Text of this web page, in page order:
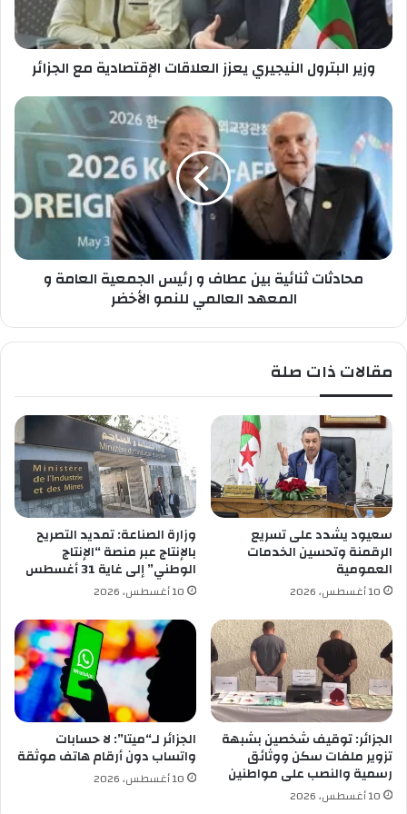
خ
ا
ص
ب
ت
ر
ا
ن
ي
ر
ي
ي
ا
ع
ل
ق
ت
ل
ق
ت
ص
ا
د
ي
ة
م
ع
ا
ل
ج
ز
ا
وزير البترول النيجيري يعزز العلاقات الإقتصادية مع الجزائر
م
ا
د
ت
ث
ن
ة
ي
ن
ط
ف
ر
ي
س
ا
ل
ج
م
ع
ي
ة
ا
ل
ع
ا
م
محادثات ثنائية بين عطاف و رئيس الجمعية العامة و
المعهد العالمي للنمو الأخضر
مقالات ذات صلة
سعيود يشدد على تسريع
الرقمنة وتحسين الخدمات
العمومية
10 أغسطس، 2026
وزارة الصناعة: تمديد التصريح
بالإنتاج عبر منصة “الإنتاج
الوطني” إلى غاية 31 أغسطس
10 أغسطس، 2026
الجزائر: توقيف شخصين بشبهة
تزوير ملفات سكن ووثائق
رسمية والنصب على مواطنين
10 أغسطس، 2026
الجزائر لـ“ميتا”: لا حسابات
واتساب دون أرقام هاتف موثقة
10 أغسطس، 2026